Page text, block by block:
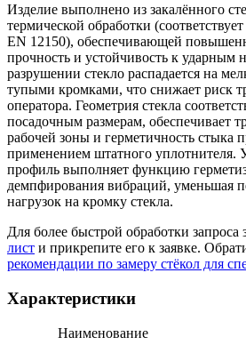
Изделие выполнено из закалённого
термической обработки
EN 12150), обеспечивающей
прочность и устойчивость к ударным
разрушении стекло распадается на
тупыми кромками, что снижает риск
оператора. Геометрия стекла
посадочным размерам, обеспечивает
рабочей зоны и герметичность стыка
применением штатного уплотнителя.
профиль выполняет функцию
демпфирования вибраций, уменьшая
нагрузок на кромку стекла.
Для более быстрой обработки запроса
лист и прикрепите его к заявке.
рекомендации по замеру стёкол для
Характеристики
Наименование